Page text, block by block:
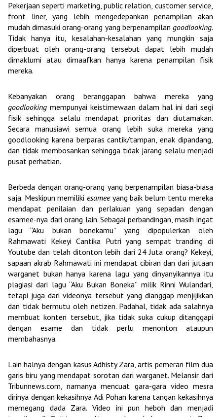
Pekerjaan seperti marketing, public relation, customer service,
front liner, yang lebih mengedepankan penampilan akan
mudah dimasuki orang-orang yang berpenampilan goodlooking.
Tidak hanya itu, kesalahan-kesalahan yang mungkin saja
diperbuat oleh orang-orang tersebut dapat lebih mudah
dimaklumi atau dimaafkan hanya karena penampilan fisik
mereka.
Kebanyakan orang beranggapan bahwa mereka yang
goodlooking mempunyai keistimewaan dalam hal ini dari segi
fisik sehingga selalu mendapat prioritas dan diutamakan.
Secara manusiawi semua orang lebih suka mereka yang
goodlooking karena berparas cantik/tampan, enak dipandang,
dan tidak membosankan sehingga tidak jarang selalu menjadi
pusat perhatian.
Berbeda dengan orang-orang yang berpenampilan biasa-biasa
saja. Meskipun memiliki esameeyang baik belum tentu mereka
mendapat penilaian dan perlakuan yang sepadan dengan
esamee-nya dari orang lain. Sebagai perbandingan, masih ingat
lagu “Aku bukan bonekamu” yang dipopulerkan oleh
Rahmawati Kekeyi Cantika Putri yang sempat tranding di
Youtube dan telah ditonton lebih dari 24 Juta orang? Kekeyi,
sapaan akrab Rahmawati ini mendapat cibiran dan dari jutaan
warganet bukan hanya karena lagu yang dinyanyikannya itu
plagiasi dari lagu “Aku Bukan Boneka” milik Rinni Wulandari,
tetapi juga dari videonya tersebut yang dianggap menjijikkan
dan tidak bermutu oleh netizen. Padahal, tidak ada salahnya
membuat konten tersebut, jika tidak suka cukup ditanggapi
dengan esame dan tidak perlu menonton ataupun
membahasnya.
Lain halnya dengan kasus Adhisty Zara, artis pemeran film dua
garis biru yang mendapat sorotan dari warganet. Melansir dari
Tribunnews.com, namanya mencuat gara-gara video mesra
dirinya dengan kekasihnya Adi Pohan karena tangan kekasihnya
memegang dada Zara. Video ini pun heboh dan menjadi